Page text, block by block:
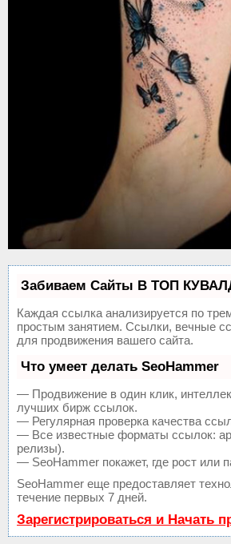
Забиваем Сайты В ТОП
Каждая ссылка анализируется по
простым занятием. Ссылки, вечные
для продвижения вашего сайта.
Что умеет делать SeoHammer
— Продвижение в один клик,
лучших бирж ссылок.
— Регулярная проверка качества
— Все известные форматы ссылок:
релизы).
— SeoHammer покажет, где рост или
SeoHammer еще предоставляет
течение первых 7 дней.
Зарегистрироваться и Начать